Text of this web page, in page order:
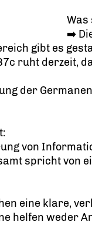
Was
➡️
gibt es
ruht derzeit,
der
von
spricht von
eine klare,
helfen weder